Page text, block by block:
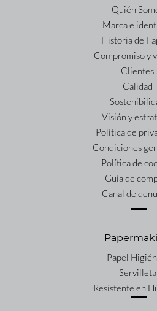
Quién
Marca e
Historia de
Compromiso y
Clientes
Calidad
Visión y
Política de
Condiciones
Política de
Guía de
Canal de
Papel
Servilleta
Resistente en